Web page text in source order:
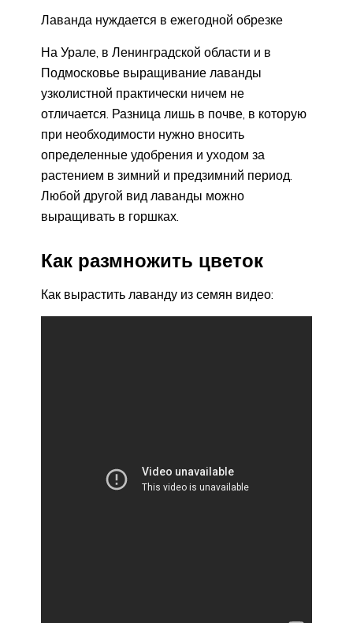
Лаванда нуждается в ежегодной обрезке
На Урале, в Ленинградской области и в
Подмосковье выращивание лаванды
узколистной практически ничем не
отличается. Разница лишь в почве, в которую
при необходимости нужно вносить
определенные удобрения и уходом за
растением в зимний и предзимний период.
Любой другой вид лаванды можно
выращивать в горшках.
Как размножить цветок
Как вырастить лаванду из семян видео: